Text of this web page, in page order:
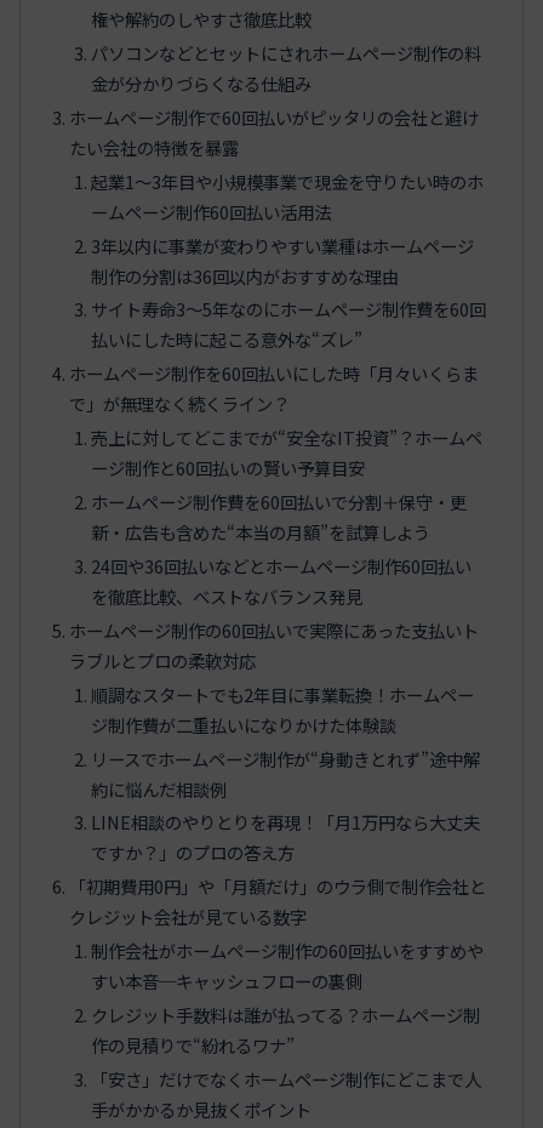
権や解約のしやすさ徹底比較
パソコンなどとセットにされホームページ制作の料
金が分かりづらくなる仕組み
ホームページ制作で60回払いがピッタリの会社と避け
たい会社の特徴を暴露
起業1〜3年目や小規模事業で現金を守りたい時のホ
ームページ制作60回払い活用法
3年以内に事業が変わりやすい業種はホームページ
制作の分割は36回以内がおすすめな理由
サイト寿命3〜5年なのにホームページ制作費を60回
払いにした時に起こる意外な“ズレ”
ホームページ制作を60回払いにした時「月々いくらま
で」が無理なく続くライン？
売上に対してどこまでが“安全なIT投資”？ホームペ
ージ制作と60回払いの賢い予算目安
ホームページ制作費を60回払いで分割＋保守・更
新・広告も含めた“本当の月額”を試算しよう
24回や36回払いなどとホームページ制作60回払い
を徹底比較、ベストなバランス発見
ホームページ制作の60回払いで実際にあった支払いト
ラブルとプロの柔軟対応
順調なスタートでも2年目に事業転換！ホームペー
ジ制作費が二重払いになりかけた体験談
リースでホームページ制作が“身動きとれず”途中解
約に悩んだ相談例
LINE相談のやりとりを再現！「月1万円なら大丈夫
ですか？」のプロの答え方
「初期費用0円」や「月額だけ」のウラ側で制作会社と
クレジット会社が見ている数字
制作会社がホームページ制作の60回払いをすすめや
すい本音─キャッシュフローの裏側
クレジット手数料は誰が払ってる？ホームページ制
作の見積りで“紛れるワナ”
「安さ」だけでなくホームページ制作にどこまで人
手がかかるか見抜くポイント